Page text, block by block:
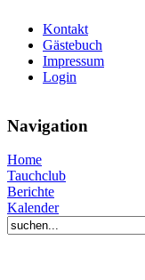
Kontakt
Gästebuch
Impressum
Login
Navigation
Home
Tauchclub
Berichte
Kalender